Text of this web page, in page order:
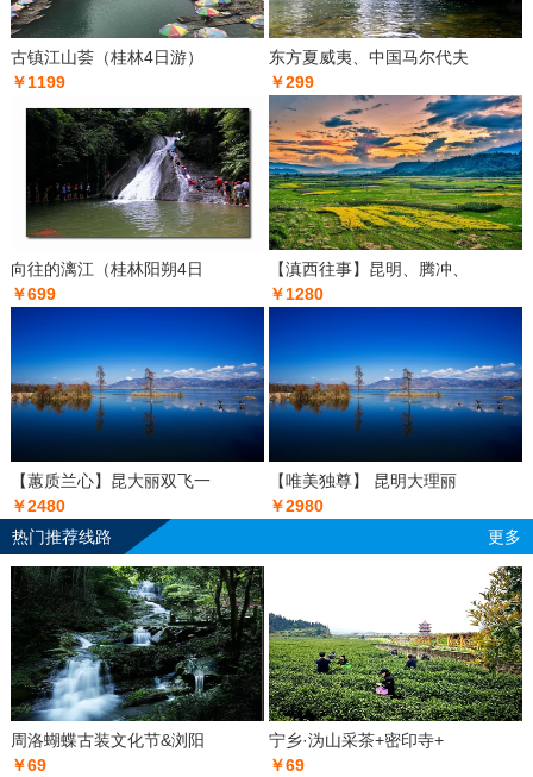
古镇江山荟（桂林4日游）
￥1199
东方夏威夷、中国马尔代夫
￥299
向往的漓江（桂林阳朔4日
￥699
【滇西往事】昆明、腾冲、
￥1280
【蕙质兰心】昆大丽双飞一
￥2480
【唯美独尊】 昆明大理丽
￥2980
热门推荐线路
更多
周洛蝴蝶古装文化节&浏阳
￥69
宁乡·沩山采茶+密印寺+
￥69